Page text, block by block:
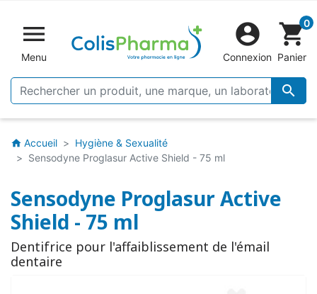

Menu


Connexion
shopping_cart0
Panier
home Accueil
Hygiène & Sexualité
Sensodyne Proglasur Active Shield - 75 ml
Sensodyne Proglasur Active
Shield - 75 ml
Dentifrice pour l'affaiblissement de l'émail
dentaire